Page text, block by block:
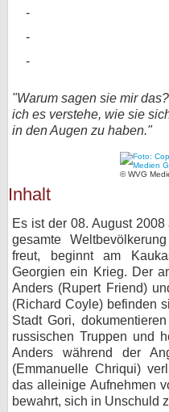
"Warum sagen sie mir
ich es verstehe, wie sie
in den Augen zu haben."
© WVG
Inhalt
Es ist der 08. August
gesamte
freut, beginnt am
Georgien ein Krieg. Der
Anders (Rupert Friend)
(Richard Coyle) befinden
Stadt Gori,
russischen Truppen und
Anders während der
(Emmanuelle Chriqui)
das alleinige Aufnehmen
bewahrt, sich in Unschuld